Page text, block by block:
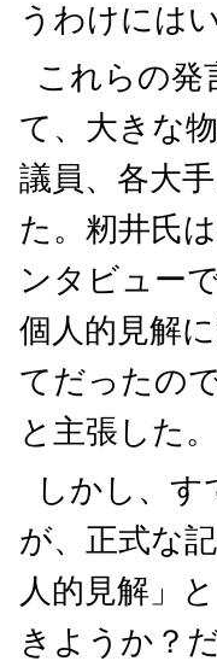
うわけには
これらの発
て、大きな
議員、各大
た。籾井氏
ンタビュー
個人的見解
てだったの
と主張した。
しかし、す
が、正式な
人的見解」
きようか？